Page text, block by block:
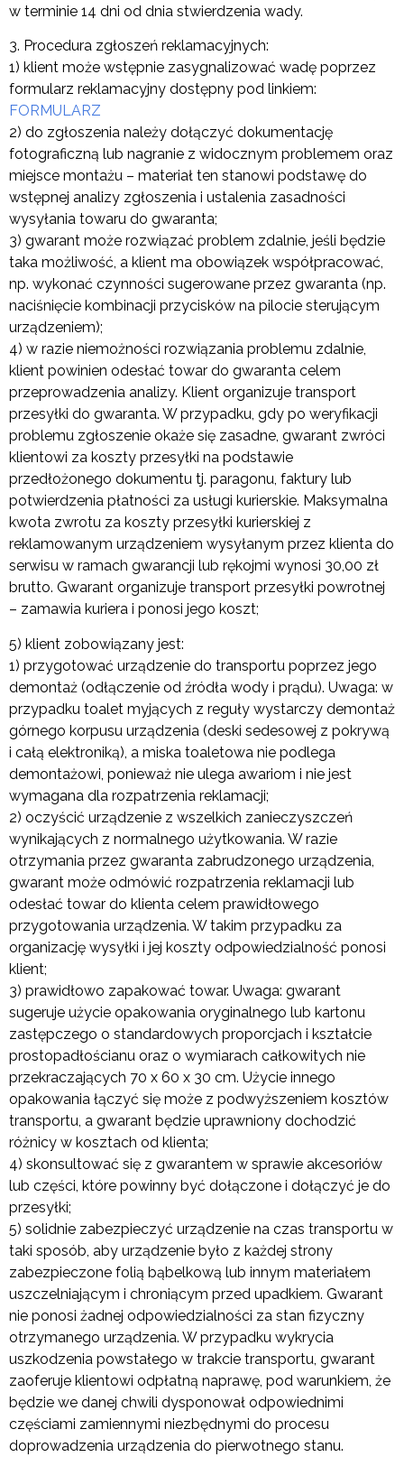
w terminie 14 dni od dnia stwierdzenia wady.
3. Procedura zgłoszeń reklamacyjnych:
1) klient może wstępnie zasygnalizować wadę poprzez
formularz reklamacyjny dostępny pod linkiem:
FORMULARZ
2) do zgłoszenia należy dołączyć dokumentację
fotograficzną lub nagranie z widocznym problemem oraz
miejsce montażu – materiał ten stanowi podstawę do
wstępnej analizy zgłoszenia i ustalenia zasadności
wysyłania towaru do gwaranta;
3) gwarant może rozwiązać problem zdalnie, jeśli będzie
taka możliwość, a klient ma obowiązek współpracować,
np. wykonać czynności sugerowane przez gwaranta (np.
naciśnięcie kombinacji przycisków na pilocie sterującym
urządzeniem);
4) w razie niemożności rozwiązania problemu zdalnie,
klient powinien odesłać towar do gwaranta celem
przeprowadzenia analizy. Klient organizuje transport
przesyłki do gwaranta. W przypadku, gdy po weryfikacji
problemu zgłoszenie okaże się zasadne, gwarant zwróci
klientowi za koszty przesyłki na podstawie
przedłożonego dokumentu tj. paragonu, faktury lub
potwierdzenia płatności za usługi kurierskie. Maksymalna
kwota zwrotu za koszty przesyłki kurierskiej z
reklamowanym urządzeniem wysyłanym przez klienta do
serwisu w ramach gwarancji lub rękojmi wynosi 30,00 zł
brutto. Gwarant organizuje transport przesyłki powrotnej
– zamawia kuriera i ponosi jego koszt;
5) klient zobowiązany jest:
1) przygotować urządzenie do transportu poprzez jego
demontaż (odłączenie od źródła wody i prądu). Uwaga: w
przypadku toalet myjących z reguły wystarczy demontaż
górnego korpusu urządzenia (deski sedesowej z pokrywą
i całą elektroniką), a miska toaletowa nie podlega
demontażowi, ponieważ nie ulega awariom i nie jest
wymagana dla rozpatrzenia reklamacji;
2) oczyścić urządzenie z wszelkich zanieczyszczeń
wynikających z normalnego użytkowania. W razie
otrzymania przez gwaranta zabrudzonego urządzenia,
gwarant może odmówić rozpatrzenia reklamacji lub
odesłać towar do klienta celem prawidłowego
przygotowania urządzenia. W takim przypadku za
organizację wysyłki i jej koszty odpowiedzialność ponosi
klient;
3) prawidłowo zapakować towar. Uwaga: gwarant
sugeruje użycie opakowania oryginalnego lub kartonu
zastępczego o standardowych proporcjach i kształcie
prostopadłościanu oraz o wymiarach całkowitych nie
przekraczających 70 x 60 x 30 cm. Użycie innego
opakowania łączyć się może z podwyższeniem kosztów
transportu, a gwarant będzie uprawniony dochodzić
różnicy w kosztach od klienta;
4) skonsultować się z gwarantem w sprawie akcesoriów
lub części, które powinny być dołączone i dołączyć je do
przesyłki;
5) solidnie zabezpieczyć urządzenie na czas transportu w
taki sposób, aby urządzenie było z każdej strony
zabezpieczone folią bąbelkową lub innym materiałem
uszczelniającym i chroniącym przed upadkiem. Gwarant
nie ponosi żadnej odpowiedzialności za stan fizyczny
otrzymanego urządzenia. W przypadku wykrycia
uszkodzenia powstałego w trakcie transportu, gwarant
zaoferuje klientowi odpłatną naprawę, pod warunkiem, że
będzie we danej chwili dysponował odpowiednimi
częściami zamiennymi niezbędnymi do procesu
doprowadzenia urządzenia do pierwotnego stanu.